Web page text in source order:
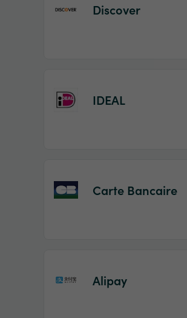
Discover
IDEAL
Carte Bancaire
Alipay